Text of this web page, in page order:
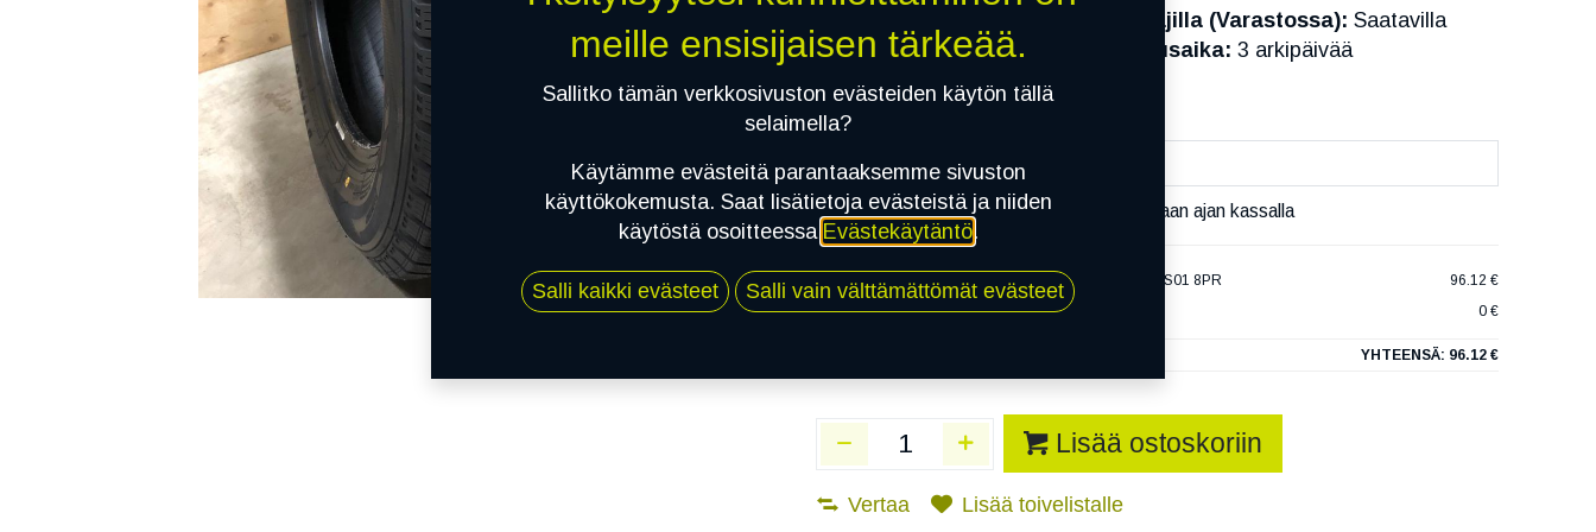
kpl
Toimittajilla (Varastossa): Saatavilla
Toimitusaika: 3 arkipäivää
Asennuspalvelu
Mikäli valitset asennuksen, pääset varaamaan ajan kassalla
1 X 195/70R15C 104/102Q DYNAMO SNOW-H MWCS01 8PR
96.12 €
EI ASENNUSTA
0 €
YHTEENSÄ: 96.12 €
Lisää ostoskoriin
Vertaa Lisää toivelistalle
meille ensisijaisen tärkeää.
Sallitko tämän verkkosivuston evästeiden käytön tällä
selaimella?
Käytämme evästeitä parantaaksemme sivuston
käyttökokemusta. Saat lisätietoja evästeistä ja niiden
käytöstä osoitteessa Evästekäytäntö.
Salli kaikki evästeet Salli vain välttämättömät evästeet